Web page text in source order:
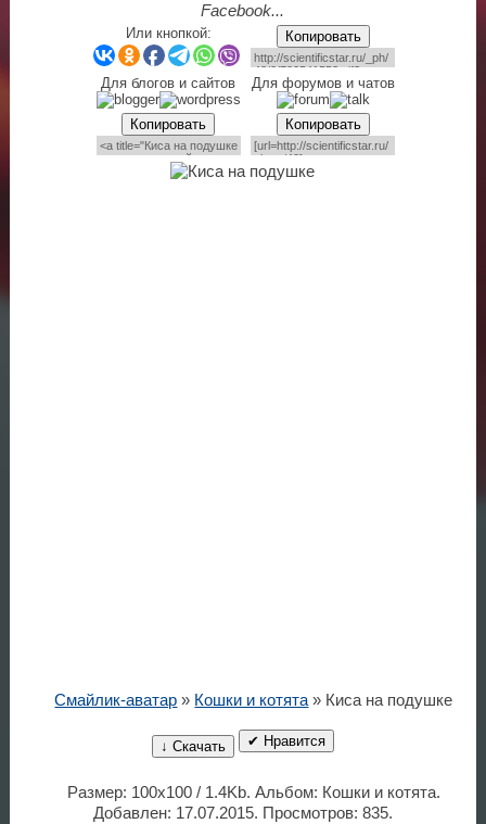
Facebook...
Или кнопкой: Копировать
Для блогов и сайтов Для форумов и чатов
Копировать Копировать
Смайлик-аватар » Кошки и котята » Киса на подушке
↓ Скачать ✔ Нравится
Размер: 100x100 / 1.4Kb. Альбом: Кошки и котята.
Добавлен: 17.07.2015. Просмотров: 835.